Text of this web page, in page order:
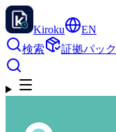
Kiroku
EN
検索
証拠パック